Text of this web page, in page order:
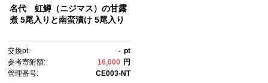
名代 虹鱒（ニジマス）の甘露
煮 5尾入りと南蛮漬け 5尾入り
交換pt: - pt
参考寄附額:
16,000 円
管理番号:
CE003-NT